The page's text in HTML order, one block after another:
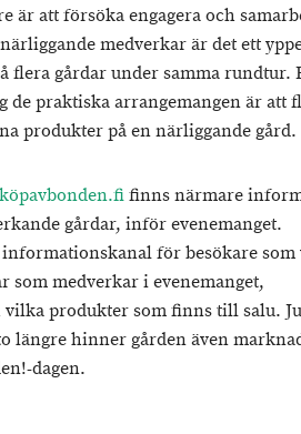
är att försöka engagera och
medverkar är det ett
gårdar under samma rundtur.
de praktiska arrangemangen är att
produkter på en närliggande gård.
köpavbonden.fifinns närmare
gårdar, inför evenemanget.
för besökare
medverkar i evenemanget,
produkter som finns till salu. Ju
längre hinner gården även
dagen.